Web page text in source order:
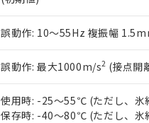
誤動作: 10～55Hz 複振幅
誤動作: 最大1000m/s2 (接点開
使用時: -25～55℃ (ただし、氷
保存時: -40～80℃ (ただし、氷
また、RoHS指令のフタル
混在することから備考欄に
既に当社にて対応品への在